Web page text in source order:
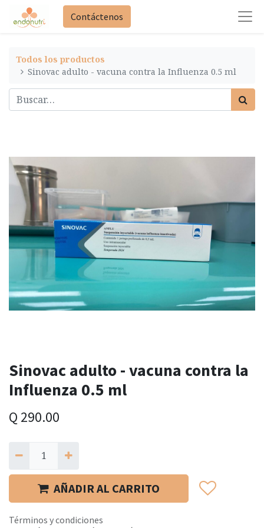
Contáctenos
Todos los productos
Sinovac adulto - vacuna contra la Influenza 0.5 ml
Sinovac adulto - vacuna contra la
Influenza 0.5 ml
Q 290.00
AÑADIR AL CARRITO
Términos y condiciones